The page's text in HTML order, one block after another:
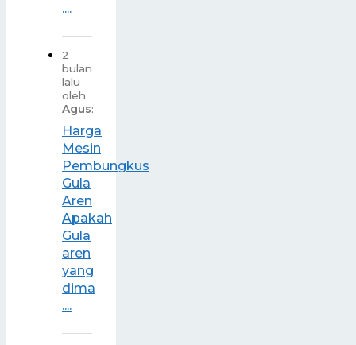
....
2
bulan
lalu
oleh
Agus:
Harga
Mesin
Pembungkus
Gula
Aren
Apakah
Gula
aren
yang
dima
....